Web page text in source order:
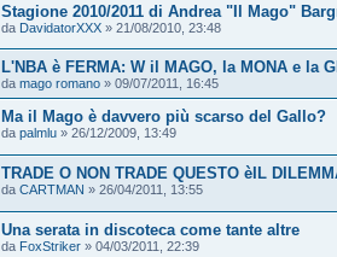
Stagione 2010/2011 di Andrea "Il Mago"
da DavidatorXXX » 21/08/2010, 23:48
L'NBA è FERMA: W il MAGO, la MONA e la
da mago romano » 09/07/2011, 16:45
Ma il Mago è davvero più scarso del Gallo?
da palmlu » 26/12/2009, 13:49
TRADE O NON TRADE QUESTO èIL
da CARTMAN » 26/04/2011, 13:55
Una serata in discoteca come tante altre
da FoxStriker » 04/03/2011, 22:39